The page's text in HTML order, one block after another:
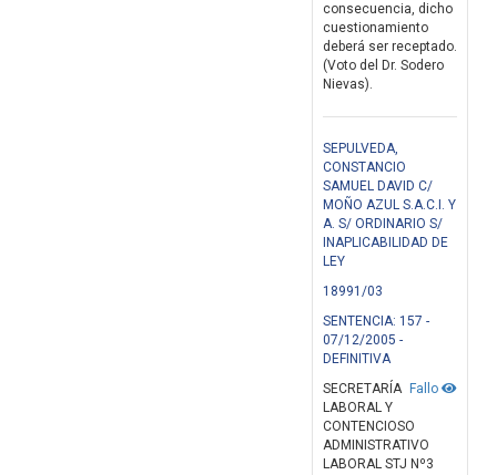
consecuencia, dicho
cuestionamiento
deberá ser receptado.
(Voto del Dr. Sodero
Nievas).
SEPULVEDA,
CONSTANCIO
SAMUEL DAVID C/
MOÑO AZUL S.A.C.I. Y
A. S/ ORDINARIO S/
INAPLICABILIDAD DE
LEY
18991/03
SENTENCIA: 157 -
07/12/2005 -
DEFINITIVA
Fallo
SECRETARÍA
LABORAL Y
CONTENCIOSO
ADMINISTRATIVO
LABORAL STJ Nº3